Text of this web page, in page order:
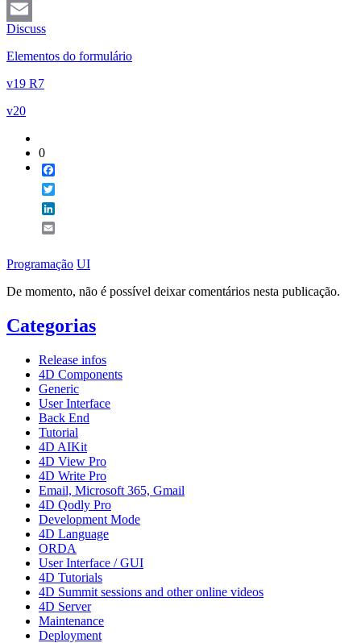
LinkedIn
Email
Discuss
Elementos do formulário
v19 R7
v20
0
Programação UI
De momento, não é possível deixar comentários nesta publicação.
Categorias
Release infos
4D Components
Generic
User Interface
Back End
Tutorial
4D AIKit
4D View Pro
4D Write Pro
Email, Microsoft 365, Gmail
4D Qodly Pro
Development Mode
4D Language
ORDA
User Interface / GUI
4D Tutorials
4D Summit sessions and other online videos
4D Server
Maintenance
Deployment